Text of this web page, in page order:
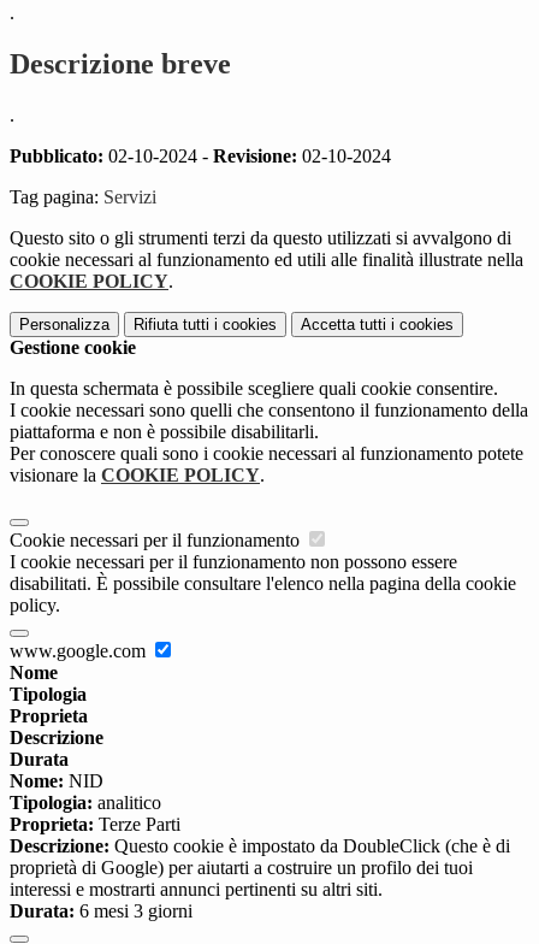
.
Descrizione breve
.
Pubblicato: 02-10-2024 - Revisione: 02-10-2024
Tag pagina: Servizi
Questo sito o gli strumenti terzi da questo utilizzati si avvalgono di
cookie necessari al funzionamento ed utili alle finalità illustrate nella
COOKIE POLICY.
Personalizza Rifiuta tutti i cookies Accetta tutti i cookies
Gestione cookie
In questa schermata è possibile scegliere quali cookie consentire.
I cookie necessari sono quelli che consentono il funzionamento della
piattaforma e non è possibile disabilitarli.
Per conoscere quali sono i cookie necessari al funzionamento potete
visionare la COOKIE POLICY.
Cookie necessari per il funzionamento
I cookie necessari per il funzionamento non possono essere
disabilitati. È possibile consultare l'elenco nella pagina della cookie
policy.
www.google.com
Nome
Tipologia
Proprieta
Descrizione
Durata
Nome: NID
Tipologia: analitico
Proprieta: Terze Parti
Descrizione: Questo cookie è impostato da DoubleClick (che è di
proprietà di Google) per aiutarti a costruire un profilo dei tuoi
interessi e mostrarti annunci pertinenti su altri siti.
Durata: 6 mesi 3 giorni